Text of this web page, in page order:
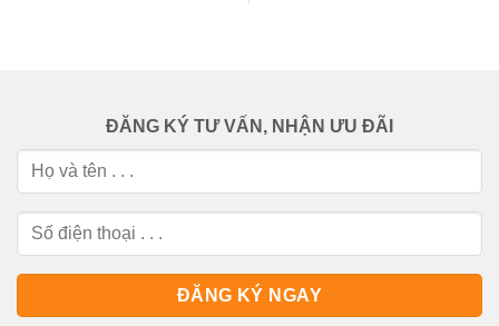
ĐĂNG KÝ TƯ VẤN, NHẬN ƯU ĐÃI